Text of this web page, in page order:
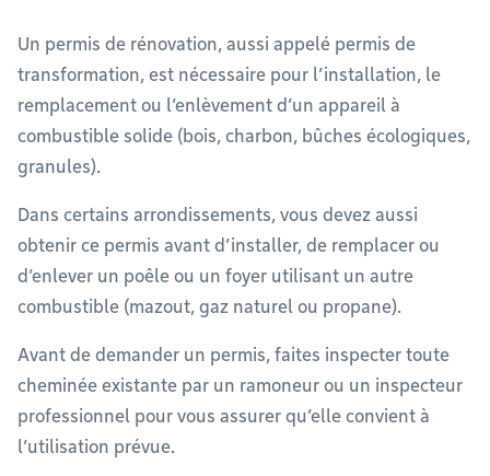
Un permis de rénovation, aussi appelé permis de
transformation, est nécessaire pour l’installation, le
remplacement ou l’enlèvement d’un appareil à
combustible solide (bois, charbon, bûches écologiques,
granules).
Dans certains arrondissements, vous devez aussi
obtenir ce permis avant d’installer, de remplacer ou
d’enlever un poêle ou un foyer utilisant un autre
combustible (mazout, gaz naturel ou propane).
Avant de demander un permis, faites inspecter toute
cheminée existante par un ramoneur ou un inspecteur
professionnel pour vous assurer qu’elle convient à
l’utilisation prévue.